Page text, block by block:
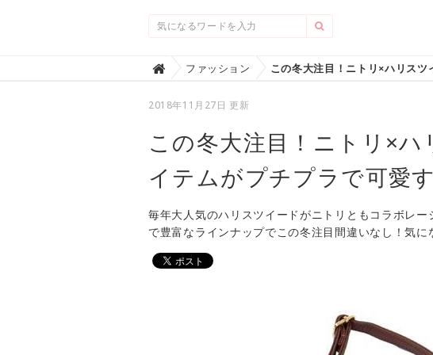
Homeファッション
2018年11月27日 更新
この冬大注目！ニトリ×
イテムがプチプラで可愛
毎年大人気のハリスツイードがニトリともコラボレ
で豊富なラインナップでこの冬注目間違いなし！気